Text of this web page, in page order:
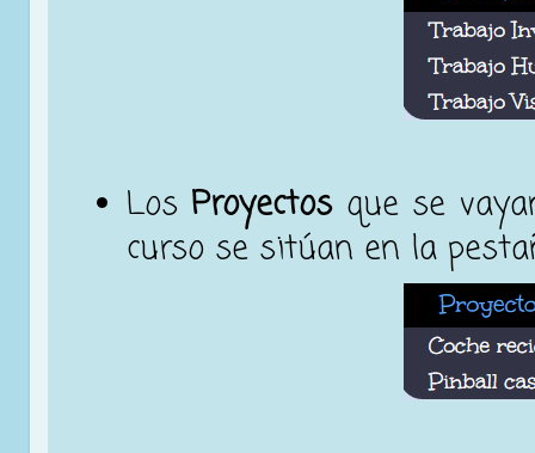
Los Proyectos que se
curso se sitúan en la